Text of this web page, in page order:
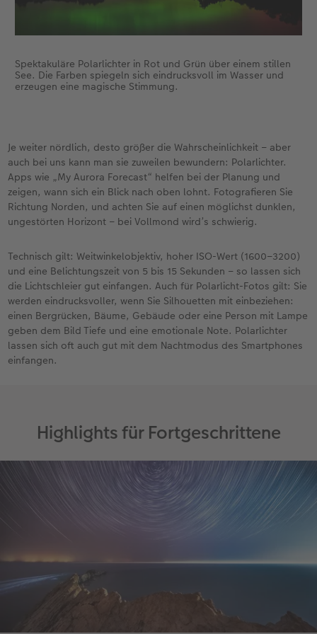
den Einstieg, spontane Versuche oder Reisen ist
das Smartphone eine tolle Möglichkeit, die
Faszination Nachthimmel zu entdecken.
Spektakuläre Polarlichter in Rot und Grün über einem stillen
See. Die Farben spiegeln sich eindrucksvoll im Wasser und
erzeugen eine magische Stimmung.
Je weiter nördlich, desto größer die Wahrscheinlichkeit – aber
auch bei uns kann man sie zuweilen bewundern: Polarlichter.
Apps wie „My Aurora Forecast“ helfen bei der Planung und
zeigen, wann sich ein Blick nach oben lohnt. Fotografieren Sie
Richtung Norden, und achten Sie auf einen möglichst dunklen,
ungestörten Horizont – bei Vollmond wird’s schwierig.
Technisch gilt: Weitwinkelobjektiv, hoher ISO-Wert (1600–3200)
und eine Belichtungszeit von 5 bis 15 Sekunden – so lassen sich
die Lichtschleier gut einfangen. Auch für Polarlicht-Fotos gilt: Sie
werden eindrucksvoller, wenn Sie Silhouetten mit einbeziehen:
einen Bergrücken, Bäume, Gebäude oder eine Person mit Lampe
geben dem Bild Tiefe und eine emotionale Note. Polarlichter
lassen sich oft auch gut mit dem Nachtmodus des Smartphones
einfangen.
Highlights für Fortgeschrittene